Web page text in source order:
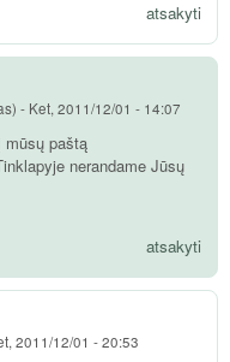
atsakyti
- Ket, 2011/12/01 - 14:07
paštą
nerandame Jūsų
atsakyti
2011/12/01 - 20:53